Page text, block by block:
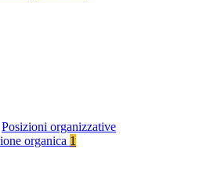
Posizioni organizzative
organica 1